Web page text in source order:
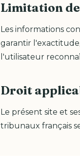
Limitation
Les informations
garantir
l'utilisateur
Droit
Le présent site et
tribunaux français